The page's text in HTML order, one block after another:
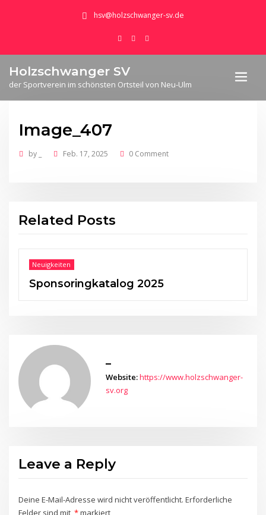
hsv@holzschwanger-sv.de
Holzschwanger SV
der Sportverein im schönsten Ortsteil von Neu-Ulm
Image_407
by Feb. 17, 2025 0 Comment
Related Posts
Neuigkeiten
Sponsoringkatalog 2025
_
Website:https://www.holzschwanger-
sv.org
Leave a Reply
Deine E-Mail-Adresse wird nicht veröffentlicht. Erforderliche
Felder sind mit *markiert